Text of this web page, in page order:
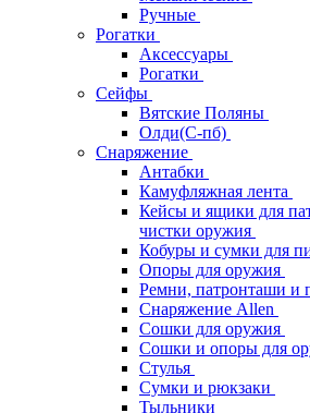
Ручные
Рогатки
Аксессуары
Рогатки
Сейфы
Вятские Поляны
Олди(С-пб)
Снаряжение
Антабки
Камуфляжная лента
Кейсы и ящики для
чистки оружия
Кобуры и сумки для
Опоры для оружия
Ремни, патронташи и
Снаряжение Allen
Сошки для оружия
Сошки и опоры для
Стулья
Сумки и рюкзаки
Тыльники